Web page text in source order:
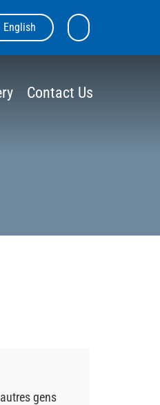
skip
English
Rechercher
site
Contact Us
gens